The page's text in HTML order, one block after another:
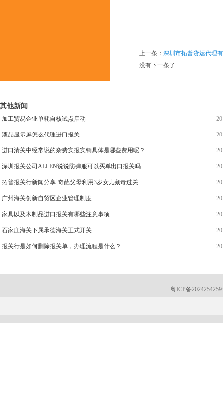
上一条： 深圳市拓普货运代理
没有下一条了
其他新闻
加工贸易企业单耗自核试点启动
液晶显示屏怎么代理进口报关
进口清关中经常说的杂费实报实销具体是哪些费用呢？
深圳报关公司ALLEN说说防弹服可以买单出口报关吗
拓普报关行新闻分享-奇葩父母利用3岁女儿藏毒过关
广州海关创新自贸区企业管理制度
家具以及木制品进口报关有哪些注意事项
石家庄海关下属承德海关正式开关
报关行是如何删除报关单，办理流程是什么？
粤ICP备